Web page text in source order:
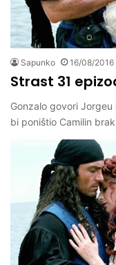
Sapunko 16/08/2016
Strast 31
Gonzalo govori
bi poništio Camilin